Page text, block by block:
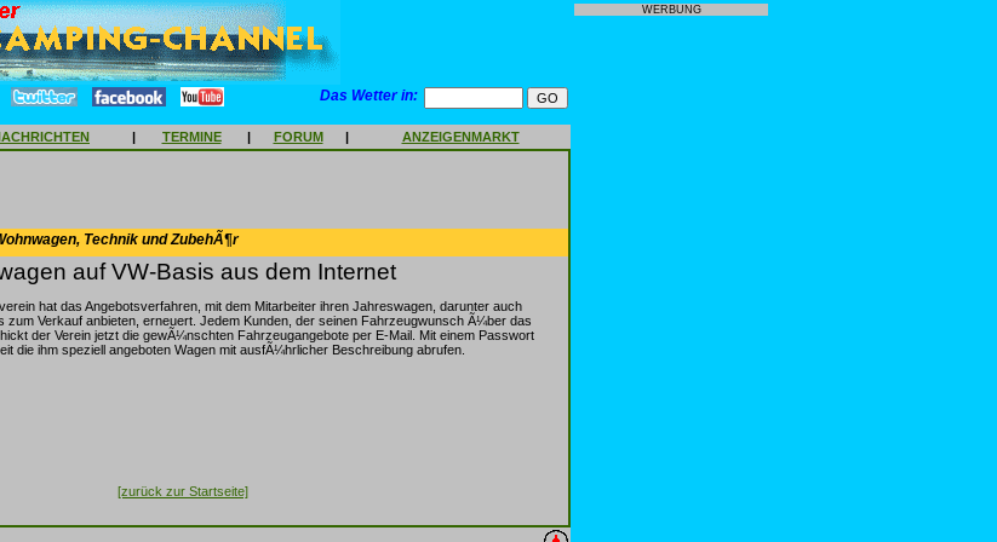
Das Wetter in:
| TERMINE | FORUM | ANZEIGENMARKT
Technik und ZubehÃ¶r
auf VW-Basis aus dem Internet
hat das Angebotsverfahren, mit dem Mitarbeiter ihren Jahreswagen, darunter auch
zum Verkauf anbieten, erneuert. Jedem Kunden, der seinen Fahrzeugwunsch Ã¼ber das
der Verein jetzt die gewÃ¼nschten Fahrzeugangebote per E-Mail. Mit einem Passwort
die ihm speziell angeboten Wagen mit ausfÃ¼hrlicher Beschreibung abrufen.
[zurück zur Startseite]
WERBUNG